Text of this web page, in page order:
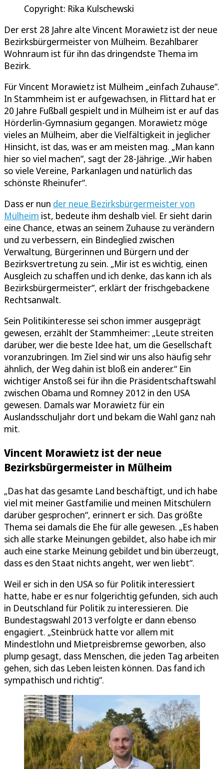
Copyright: Rika Kulschewski
Der erst 28 Jahre alte Vincent Morawietz ist der neue
Bezirksbürgermeister von Mülheim. Bezahlbarer
Wohnraum ist für ihn das dringendste Thema im
Bezirk.
Für Vincent Morawietz ist Mülheim „einfach Zuhause“.
In Stammheim ist er aufgewachsen, in Flittard hat er
20 Jahre Fußball gespielt und in Mülheim ist er auf das
Hörderlin-Gymnasium gegangen. Morawietz möge
vieles an Mülheim, aber die Vielfältigkeit in jeglicher
Hinsicht, ist das, was er am meisten mag. „Man kann
hier so viel machen“, sagt der 28-Jährige. „Wir haben
so viele Vereine, Parkanlagen und natürlich das
schönste Rheinufer“.
Dass er nun der neue Bezirksbürgermeister von
Mülheim ist, bedeute ihm deshalb viel. Er sieht darin
eine Chance, etwas an seinem Zuhause zu verändern
und zu verbessern, ein Bindeglied zwischen
Verwaltung, Bürgerinnen und Bürgern und der
Bezirksvertretung zu sein. „Mir ist es wichtig, einen
Ausgleich zu schaffen und ich denke, das kann ich als
Bezirksbürgermeister“, erklärt der frischgebackene
Rechtsanwalt.
Sein Politikinteresse sei schon immer ausgeprägt
gewesen, erzählt der Stammheimer: „Leute streiten
darüber, wer die beste Idee hat, um die Gesellschaft
voranzubringen. Im Ziel sind wir uns also häufig sehr
ähnlich, der Weg dahin ist bloß ein anderer.“ Ein
wichtiger Anstoß sei für ihn die Präsidentschaftswahl
zwischen Obama und Romney 2012 in den USA
gewesen. Damals war Morawietz für ein
Auslandsschuljahr dort und bekam die Wahl ganz nah
mit.
Vincent Morawietz ist der neue
Bezirksbürgermeister in Mülheim
„Das hat das gesamte Land beschäftigt, und ich habe
viel mit meiner Gastfamilie und meinen Mitschülern
darüber gesprochen“, erinnert er sich. Das größte
Thema sei damals die Ehe für alle gewesen. „Es haben
sich alle starke Meinungen gebildet, also habe ich mir
auch eine starke Meinung gebildet und bin überzeugt,
dass es den Staat nichts angeht, wer wen liebt“.
Weil er sich in den USA so für Politik interessiert
hatte, habe er es nur folgerichtig gefunden, sich auch
in Deutschland für Politik zu interessieren. Die
Bundestagswahl 2013 verfolgte er dann ebenso
engagiert. „Steinbrück hatte vor allem mit
Mindestlohn und Mietpreisbremse geworben, also
plump gesagt, dass Menschen, die jeden Tag arbeiten
gehen, sich das Leben leisten können. Das fand ich
sympathisch und richtig“.